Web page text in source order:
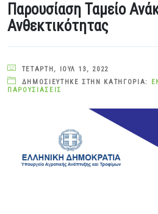
Παρουσίαση Ταμείο
Ανθεκτικότητας
ΤΕΤΆΡΤΗ, ΙΟΎΛ 13, 2022
ΔΗΜΟΣΙΕΎΤΗΚΕ ΣΤΗΝ ΚΑΤΗΓΟΡΊΑ:
ΠΑΡΟΥΣΙΆΣΕΙΣ